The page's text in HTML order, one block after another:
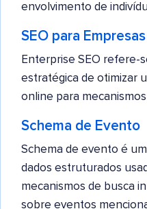
envolvimento de
SEO para Empresas
Enterprise SEO refere-
estratégica de otimizar
online para
Schema de Evento
Schema de evento é
dados estruturados
mecanismos de busca
sobre eventos